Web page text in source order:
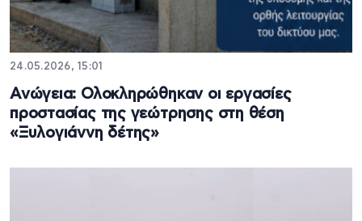
24.05.2026, 15:01
Ανώγεια: Ολοκληρώθηκαν οι εργασίες
προστασίας της γεώτρησης στη θέση
«Ξυλογιάννη δέτης»